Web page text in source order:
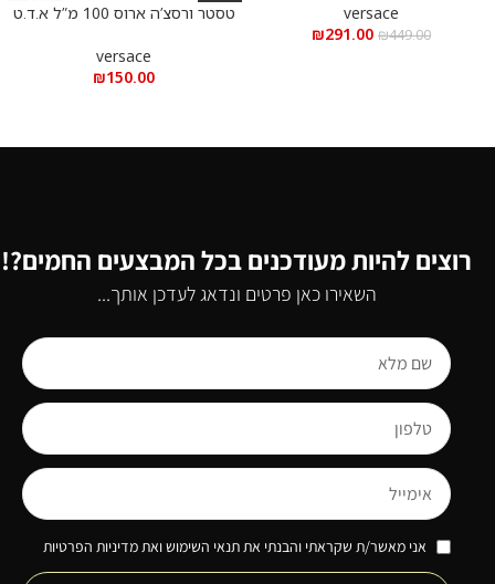
versace
₪449.00
₪291.00
טסטר ורסצ’ה ארוס 100 מ”ל א.ד.ט
versace
₪150.00
רוצים להיות מעודכנים בכל המבצעים החמים?!
השאירו כאן פרטים ונדאג לעדכן אותך...
אני מאשר/ת שקראתי והבנתי את תנאי השימוש ואת מדיניות הפרטיות